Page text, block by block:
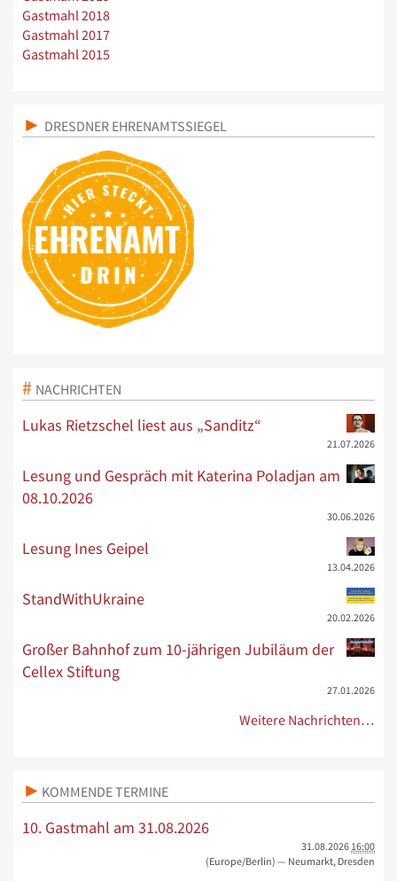
Gastmahl 2018
Gastmahl 2017
Gastmahl 2015
DRESDNER EHRENAMTSSIEGEL
NACHRICHTEN
Lukas Rietzschel liest aus „Sanditz“
21.07.2026
Lesung und Gespräch mit Katerina Poladjan am
08.10.2026
30.06.2026
Lesung Ines Geipel
13.04.2026
StandWithUkraine
20.02.2026
Großer Bahnhof zum 10-jährigen Jubiläum der
Cellex Stiftung
27.01.2026
Weitere Nachrichten…
KOMMENDE TERMINE
10. Gastmahl am 31.08.2026
31.08.2026 16:00
(Europe/Berlin) — Neumarkt, Dresden